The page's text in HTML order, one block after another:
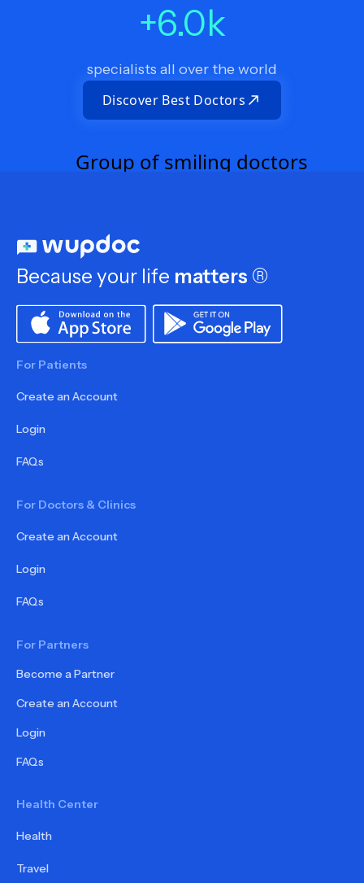
+6.0k
specialists all over the world
Discover Best Doctors
Because your life matters ®
For Patients
Create an Account
Login
FAQs
For Doctors & Clinics
Create an Account
Login
FAQs
For Partners
Become a Partner
Create an Account
Login
FAQs
Health Center
Health
Travel